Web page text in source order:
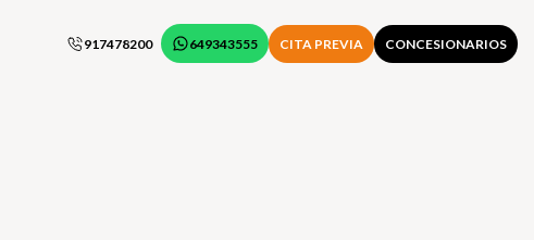
917478200 649343555 CITA PREVIA CONCESIONARIOS